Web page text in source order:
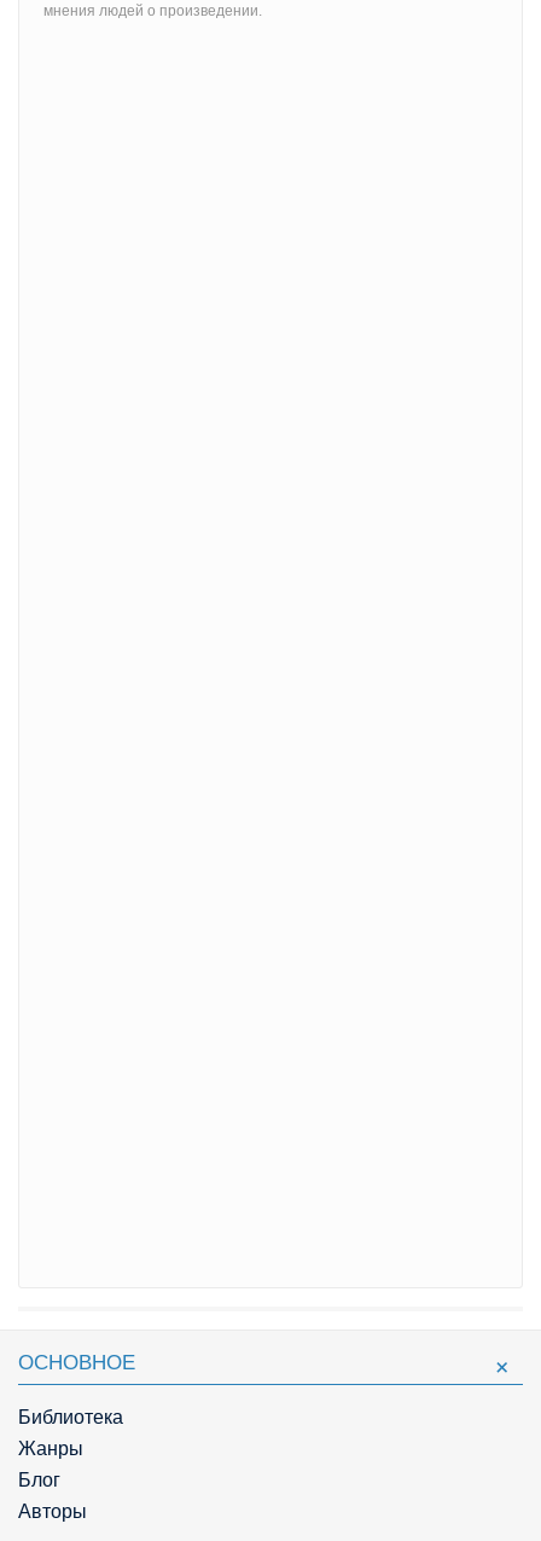
мнения людей о произведении.
ОСНОВНОЕ
Библиотека
Жанры
Блог
Авторы